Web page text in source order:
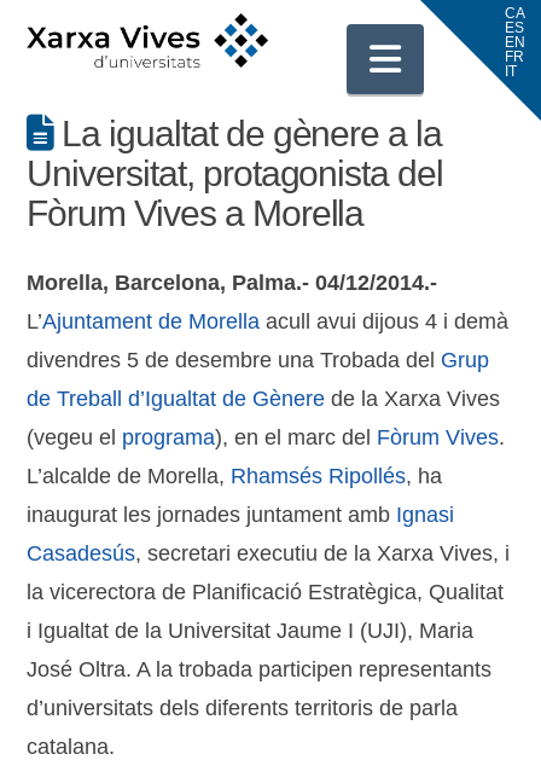
La igualtat de gènere a la
Universitat, protagonista del
Fòrum Vives a Morella
Morella, Barcelona, Palma.- 04/12/2014.-
L’Ajuntament de Morella acull avui dijous 4 i demà
divendres 5 de desembre una Trobada del Grup
de Treball d’Igualtat de Gènere de la Xarxa Vives
(vegeu el programa), en el marc del Fòrum Vives.
L’alcalde de Morella, Rhamsés Ripollés, ha
inaugurat les jornades juntament amb Ignasi
Casadesús, secretari executiu de la Xarxa Vives, i
la vicerectora de Planificació Estratègica, Qualitat
i Igualtat de la Universitat Jaume I (UJI), Maria
José Oltra. A la trobada participen representants
d’universitats dels diferents territoris de parla
catalana.